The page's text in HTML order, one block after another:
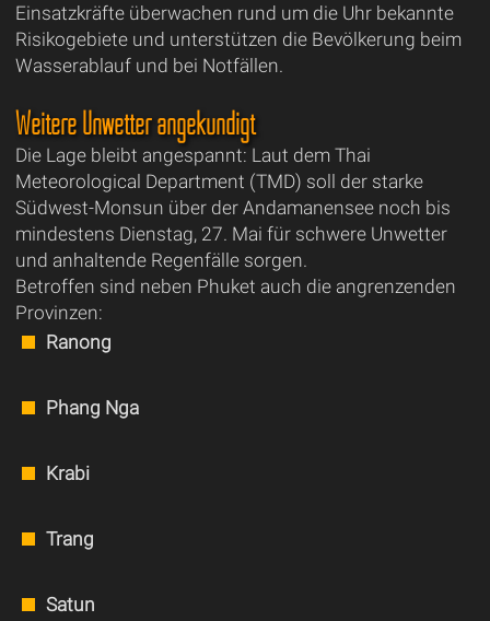
Einsatzkräfte überwachen rund um die Uhr bekannte
Risikogebiete und unterstützen die Bevölkerung beim
Wasserablauf und bei Notfällen.
Weitere Unwetter angekündigt
Die Lage bleibt angespannt: Laut dem Thai
Meteorological Department (TMD) soll der starke
Südwest-Monsun über der Andamanensee noch bis
mindestens Dienstag, 27. Mai für schwere Unwetter
und anhaltende Regenfälle sorgen.
Betroffen sind neben Phuket auch die angrenzenden
Provinzen:
Ranong
Phang Nga
Krabi
Trang
Satun